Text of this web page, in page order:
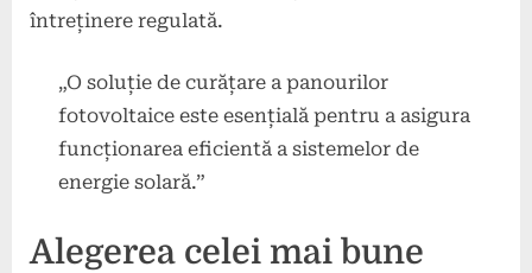
întreținere regulată.
„O soluție de curățare a panourilor
fotovoltaice este esențială pentru a asigura
funcționarea eficientă a sistemelor de
energie solară.”
Alegerea celei mai bune